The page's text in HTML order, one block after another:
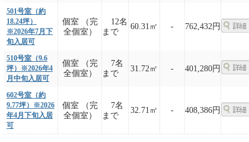
501号室（約
18.24坪）
※2026年7月下
旬入居可
個室 （完
全個室）
12名
まで
60.31㎡ - 762,432円
510号室（9.6
坪）※2026年4
月中旬入居可
個室 （完
全個室）
7名
まで
31.72㎡ - 401,280円
602号室（約
9.77坪）※2026
年4月下旬入居
可
個室 （完
全個室）
7名
まで
32.71㎡ - 408,386円